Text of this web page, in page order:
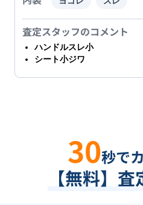
査定スタッフのコメント
ハンドルスレ小
シート小ジワ
30秒で
【無料】